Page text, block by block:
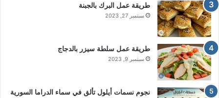
طريقة عمل البرك بالجبنة
سبتمبر 27, 2023
طريقة عمل سلطة سيزر بالدجاج
سبتمبر 9, 2023
نجوم نسمات أيلول تألق في سماء الدراما السورية